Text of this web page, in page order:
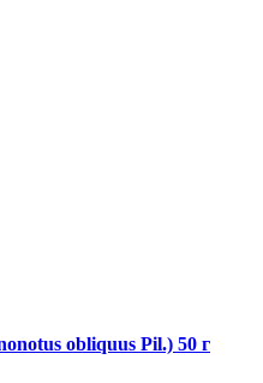
obliquus Pil.) 50 г